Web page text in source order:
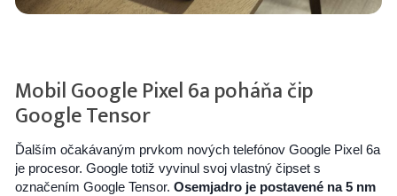
Mobil Google Pixel 6a poháňa čip
Google Tensor
Ďalším očakávaným prvkom nových telefónov Google Pixel 6a
je procesor. Google totiž vyvinul svoj vlastný čipset s
označením Google Tensor. Osemjadro je postavené na 5 nm